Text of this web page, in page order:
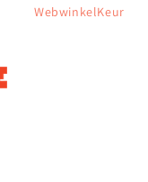
WebwinkelKeur